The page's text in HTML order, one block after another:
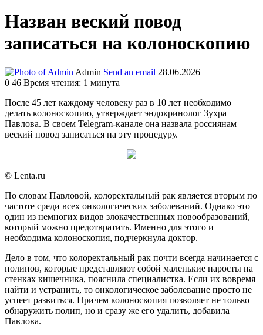
Назван веский повод
записаться на колоноскопию
Admin Send an email 28.06.2026
0 46 Время чтения: 1 минута
После 45 лет каждому человеку раз в 10 лет необходимо
делать колоноскопию, утверждает эндокринолог Зухра
Павлова. В своем Telegram-канале она назвала россиянам
веский повод записаться на эту процедуру.
© Lenta.ru
По словам Павловой, колоректальный рак является вторым по
частоте среди всех онкологических заболеваний. Однако это
один из немногих видов злокачественных новообразований,
который можно предотвратить. Именно для этого и
необходима колоноскопия, подчеркнула доктор.
Дело в том, что колоректальный рак почти всегда начинается с
полипов, которые представляют собой маленькие наросты на
стенках кишечника, пояснила специалистка. Если их вовремя
найти и устранить, то онкологическое заболевание просто не
успеет развиться. Причем колоноскопия позволяет не только
обнаружить полип, но и сразу же его удалить, добавила
Павлова.